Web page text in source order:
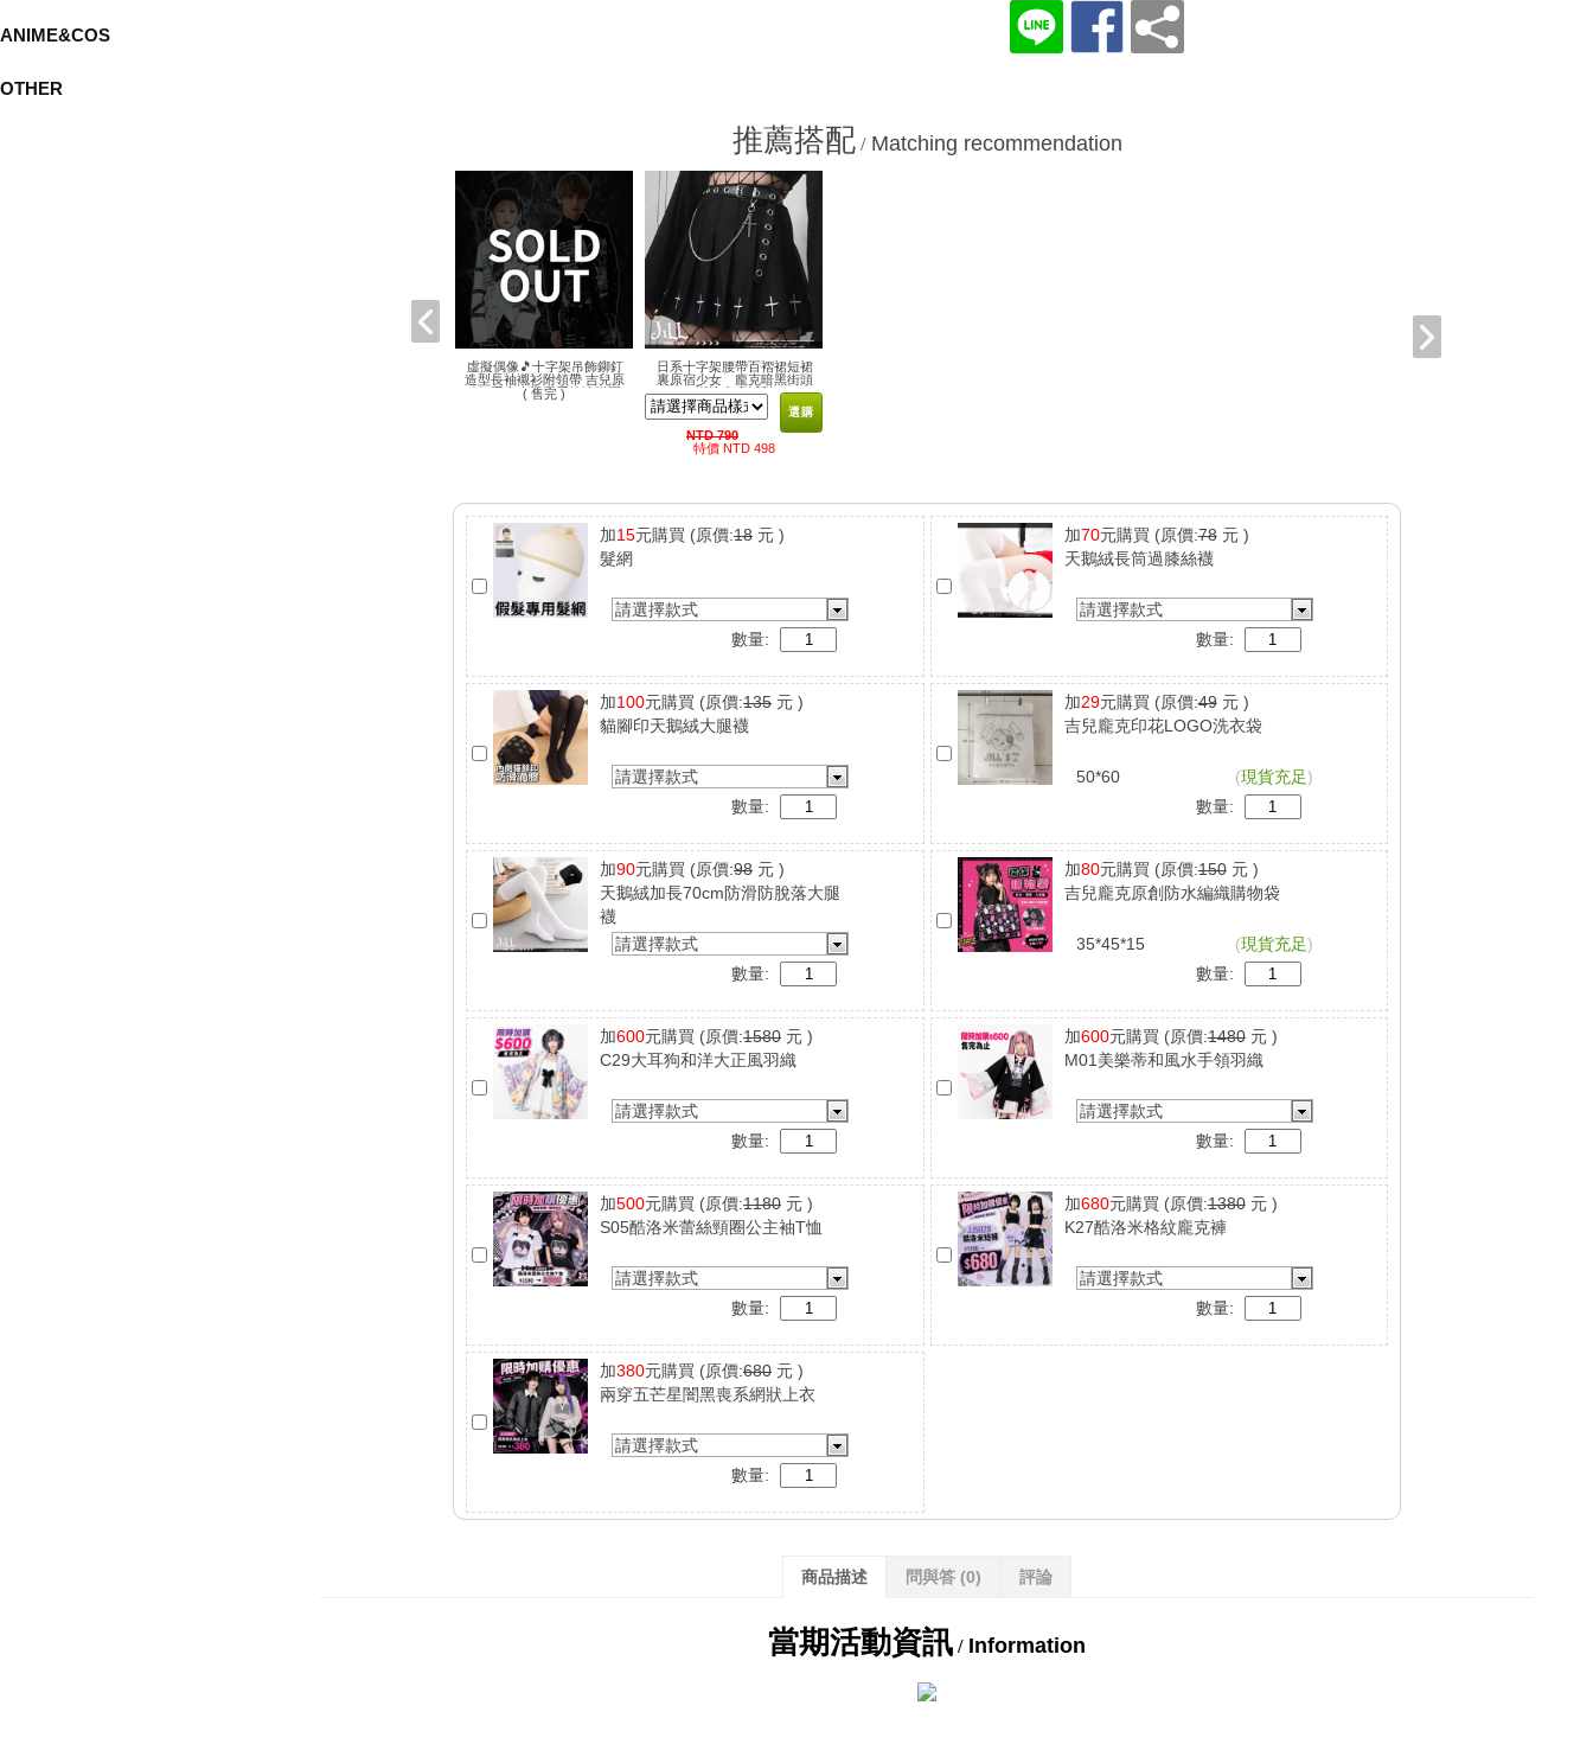
ANIME&COS
OTHER
推薦搭配/ Matching recommendation
虛擬偶像🎵十字架吊飾鉚釘
造型長袖襯衫附領帶 吉兒原
創V系龐克視覺系搖滾樂團
風
( 售完 )
日系十字架腰帶百褶裙短裙
裏原宿少女 龐克暗黑街頭
潮流夜店派對
選購
NTD 790
特價 NTD 498
加15元購買 (原價:18 元 )
髮網
請選擇款式
數量:
加70元購買 (原價:78元 )
天鵝絨長筒過膝絲襪
請選擇款式
數量:
加100元購買 (原價:135 元 )
貓腳印天鵝絨大腿襪
請選擇款式
數量:
加29元購買 (原價:49元 )
吉兒龐克印花LOGO洗衣袋
50*60 (現貨充足)
數量:
加90元購買 (原價:98 元 )
天鵝絨加長70cm防滑防脫落大腿
襪
請選擇款式
數量:
加80元購買 (原價:150元 )
吉兒龐克原創防水編織購物袋
35*45*15 (現貨充足)
數量:
加600元購買 (原價:1580 元 )
C29大耳狗和洋大正風羽織
請選擇款式
數量:
加600元購買 (原價:1480元 )
M01美樂蒂和風水手領羽織
請選擇款式
數量:
加500元購買 (原價:1180 元 )
S05酷洛米蕾絲頸圈公主袖T恤
請選擇款式
數量:
加680元購買 (原價:1380元 )
K27酷洛米格紋龐克褲
請選擇款式
數量:
加380元購買 (原價:680 元 )
兩穿五芒星闇黑喪系網狀上衣
請選擇款式
數量:
商品描述 問與答 (0) 評論